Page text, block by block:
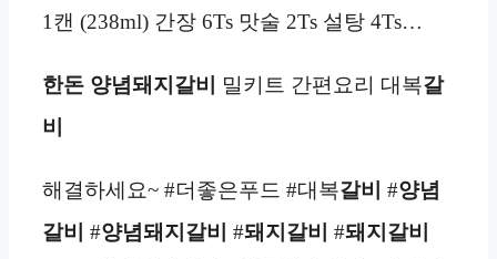
1캔 (238ml) 간장 6Ts 맛술 2Ts 설탕 4Ts…
한돈 양념돼지갈비 밀키트 간편요리 대복갈
비
해결하세요~ #더좋은푸드 #대복갈비 #양념
갈비
#양념돼지갈비 #돼지갈비 #돼지갈비